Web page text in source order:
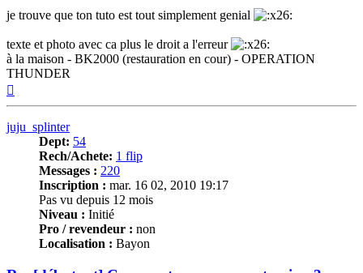
je trouve que ton tuto est tout simplement genial
texte et photo avec ca plus le droit a l'erreur
à la maison - BK2000 (restauration en cour) - OPERATION
THUNDER
juju_splinter
Dept: 54
Rech/Achete: 1 flip
Messages : 220
Inscription : mar. 16 02, 2010 19:17
Pas vu depuis 12 mois
Niveau : Initié
Pro / revendeur : non
Localisation : Bayon